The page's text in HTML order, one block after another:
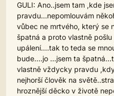
GULI: Ano..jsem tam ,kde
pravdu...nepomlouvám
vůbec ne mrtvého, který se
špatná a proto vlastně
upálení....tak to teda se
bude....jo ...jsem ta
vlastně vždycky pravdu
nejhorší člověk na
hroznější děcko v životě